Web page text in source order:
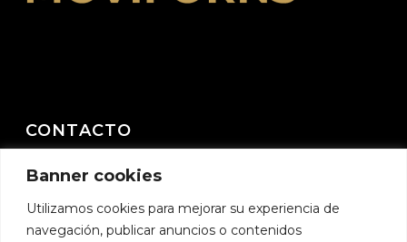
Banner cookies
Utilizamos cookies para mejorar su experiencia de
navegación, publicar anuncios o contenidos
CONTACTO
C/ Milagrosa nº 14 – 46410 Sueca (Valencia)
E-mail:moviforns@moviforns.com
Teléfono:657 225 594